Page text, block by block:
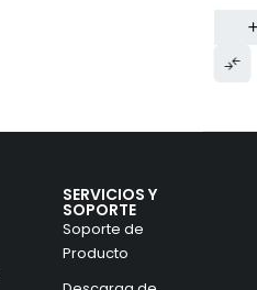
SERVICIOS Y
SOPORTE
Soporte de
Producto